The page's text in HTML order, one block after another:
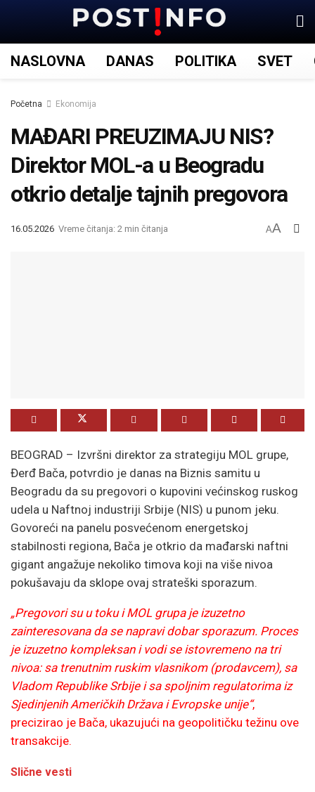
NASLOVNA DANAS POLITIKA SVET
Početna Ekonomija
MAĐARI PREUZIMAJU NIS?
Direktor MOL-a u Beogradu
otkrio detalje tajnih pregovora
16.05.2026 Vreme čitanja: 2 min čitanja AA
BEOGRAD – Izvršni direktor za strategiju MOL grupe,
Đerđ Bača, potvrdio je danas na Biznis samitu u
Beogradu da su pregovori o kupovini većinskog ruskog
udela u Naftnoj industriji Srbije (NIS) u punom jeku.
Govoreći na panelu posvećenom energetskoj
stabilnosti regiona, Bača je otkrio da mađarski naftni
gigant angažuje nekoliko timova koji na više nivoa
pokušavaju da sklope ovaj strateški sporazum.
„Pregovori su u toku i MOL grupa je izuzetno
zainteresovana da se napravi dobar sporazum. Proces
je izuzetno kompleksan i vodi se istovremeno na tri
nivoa: sa trenutnim ruskim vlasnikom (prodavcem), sa
Vladom Republike Srbije i sa spoljnim regulatorima iz
Sjedinjenih Američkih Država i Evropske unije“,
precizirao je Bača, ukazujući na geopolitičku težinu ove
transakcije.
Slične vesti